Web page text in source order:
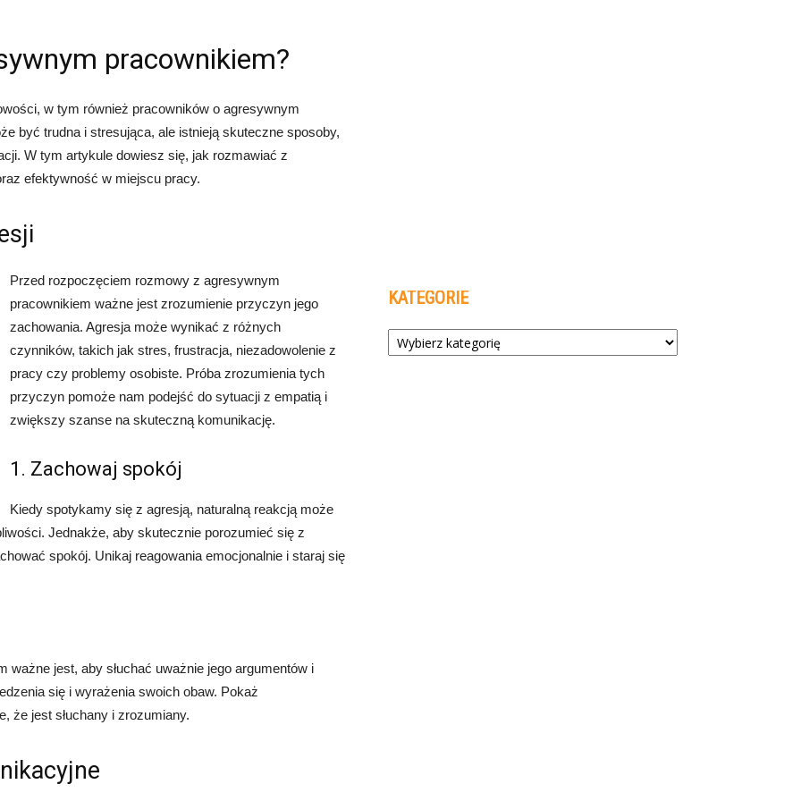
pracownikiem?
w tym również pracowników o agresywnym
być trudna i stresująca, ale istnieją skuteczne sposoby,
W tym artykule dowiesz się, jak rozmawiać z
efektywność w miejscu pracy.
Przed rozpoczęciem rozmowy z agresywnym
pracownikiem ważne jest zrozumienie przyczyn jego
zachowania. Agresja może wynikać z różnych
czynników, takich jak stres, frustracja, niezadowolenie z
pracy czy problemy osobiste. Próba zrozumienia tych
przyczyn pomoże nam podejść do sytuacji z empatią i
zwiększy szanse na skuteczną komunikację.
1. Zachowaj spokój
Kiedy spotykamy się z agresją, naturalną reakcją może
Jednakże, aby skutecznie porozumieć się z
spokój. Unikaj reagowania emocjonalnie i staraj się
jest, aby słuchać uważnie jego argumentów i
się i wyrażenia swoich obaw. Pokaż
że jest słuchany i zrozumiany.
KATEGORIE
Kategorie